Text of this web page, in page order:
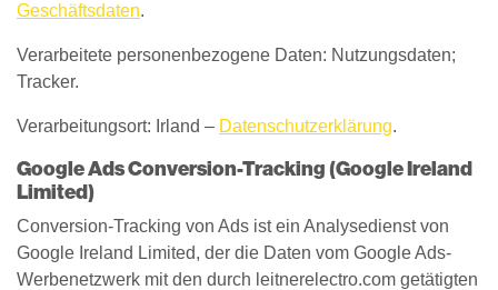
Geschäftsdaten.
Verarbeitete personenbezogene Daten: Nutzungsdaten;
Tracker.
Verarbeitungsort: Irland – Datenschutzerklärung.
Google Ads Conversion-Tracking (Google Ireland
Limited)
Conversion-Tracking von Ads ist ein Analysedienst von
Google Ireland Limited, der die Daten vom Google Ads-
Werbenetzwerk mit den durch leitnerelectro.com getätigten